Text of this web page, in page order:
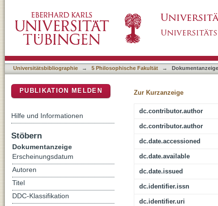
plurals
Universitätsbibliographie → 5 Philosophische Fakultät → Dokumentanzeige
Zur Kurzanzeige
dc.contributor.author
dc.contributor.author
dc.date.accessioned
dc.date.available
dc.date.issued
dc.identifier.issn
dc.identifier.uri
PUBLIKATION MELDEN
Hilfe und Informationen
Stöbern
Dokumentanzeige
Erscheinungsdatum
Autoren
Titel
DDC-Klassifikation